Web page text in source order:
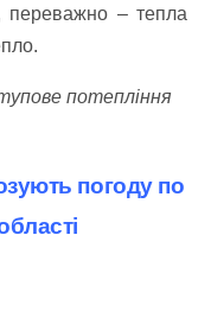
– тепла
потепління
погоду по